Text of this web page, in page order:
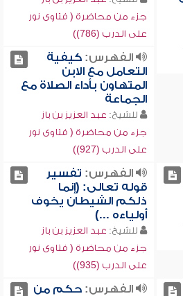
جزء من محاضرة ( فتاوى نور
على الدرب (786))
الفهرس:كيفية
التعامل مع الابن
المتهاون بأداء الصلاة مع
الجماعة
للشيخ: عبد العزيز بن باز
جزء من محاضرة ( فتاوى نور
على الدرب (927))
الفهرس: تفسير
قوله تعالى: (إنما
ذلكم الشيطان يخوف
أولياءه ...)
للشيخ: عبد العزيز بن باز
جزء من محاضرة ( فتاوى نور
على الدرب (935))
الفهرس:حكم من